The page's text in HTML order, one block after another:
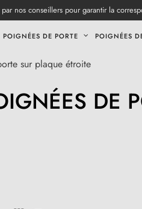
nos conseillers pour garantir la
POIGNÉES DE PORTE POIGNÉES
sur plaque étroite
DE